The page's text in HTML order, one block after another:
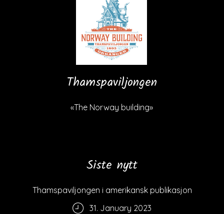
Thamspaviljongen
«The Norway building»
Siste nytt
Thamspaviljongen i amerikansk publikasjon
31. January 2023